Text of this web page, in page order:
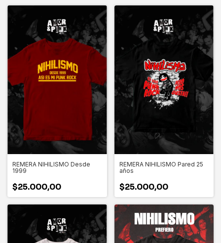
REMERA NIHILISMO Desde
1999
$25.000,00
REMERA NIHILISMO Pared 25
años
$25.000,00